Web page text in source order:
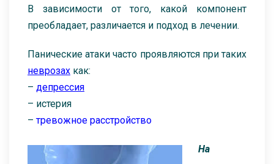
В зависимости от того, какой компонент
преобладает, различается и подход в лечении.
Панические атаки часто проявляются при таких
неврозах как:
– депрессия
– истерия
–тревожное расстройство
На